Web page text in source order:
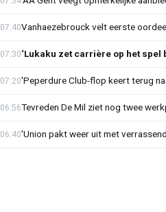
Vanhaezebrouck velt eerste
07:40
‘Lukaku zet carrière op het spel
07:30
'Peperdure Club-flop keert terug
07:20
Tevreden De Mil ziet nog twee
06:56
'Union pakt weer uit met
06:40